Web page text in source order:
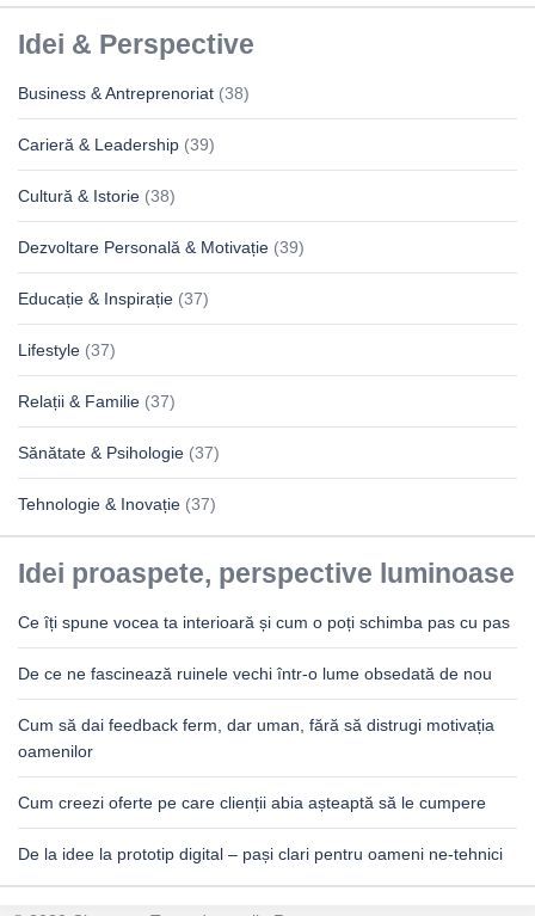
Idei & Perspective
Business & Antreprenoriat (38)
Carieră & Leadership (39)
Cultură & Istorie (38)
Dezvoltare Personală & Motivație (39)
Educație & Inspirație (37)
Lifestyle (37)
Relații & Familie (37)
Sănătate & Psihologie (37)
Tehnologie & Inovație (37)
Idei proaspete, perspective luminoase
Ce îți spune vocea ta interioară și cum o poți schimba pas cu pas
De ce ne fascinează ruinele vechi într-o lume obsedată de nou
Cum să dai feedback ferm, dar uman, fără să distrugi motivația
oamenilor
Cum creezi oferte pe care clienții abia așteaptă să le cumpere
De la idee la prototip digital – pași clari pentru oameni ne-tehnici